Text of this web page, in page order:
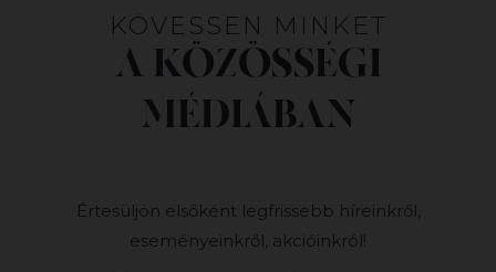
KÖVESSEN MINKET
A KÖZÖSSÉGI
MÉDIÁBAN
Értesüljön elsőként legfrissebb híreinkről,
eseményeinkről, akcióinkról!